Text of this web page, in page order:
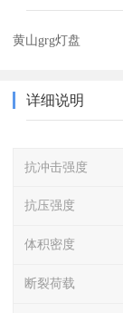
黄山grg灯盘
详细说明
抗冲击强度
抗压强度
体积密度
断裂荷载